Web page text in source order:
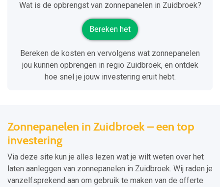
Wat is de opbrengst van zonnepanelen in Zuidbroek?
Bereken het
Bereken de kosten en vervolgens wat zonnepanelen
jou kunnen opbrengen in regio Zuidbroek, en ontdek
hoe snel je jouw investering eruit hebt.
Zonnepanelen in Zuidbroek – een top
investering
Via deze site kun je alles lezen wat je wilt weten over het
laten aanleggen van zonnepanelen in Zuidbroek. Wij raden je
vanzelfsprekend aan om gebruik te maken van de offerte